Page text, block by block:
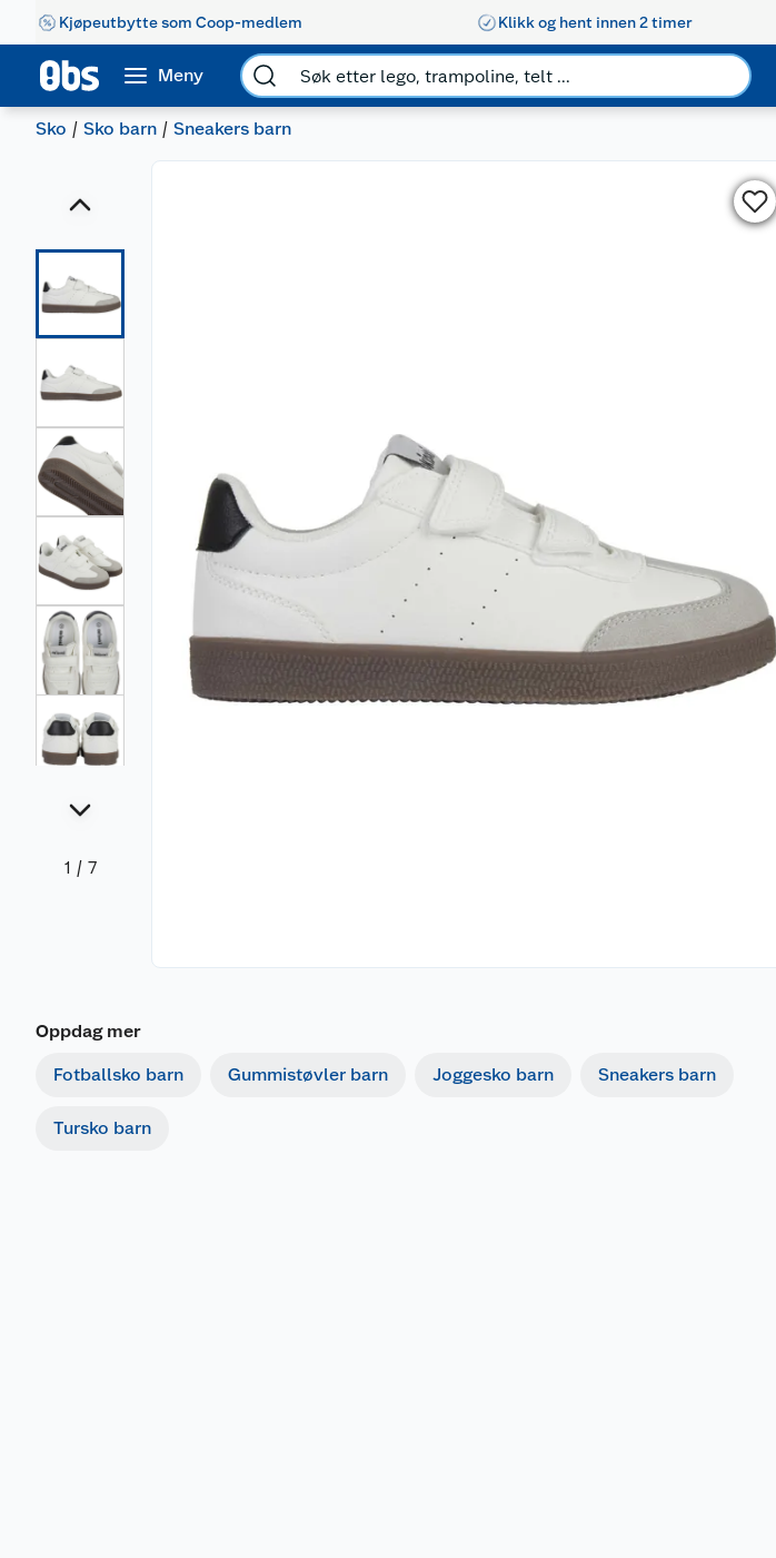
Kjøpeutbytte som Coop-medlem Klikk og hent innen 2 timer
Meny
Sko Sko barn Sneakers barn
1 / 7
Oppdag mer
Fotballsko barn Gummistøvler barn Joggesko barn Sneakers barn
Tursko barn